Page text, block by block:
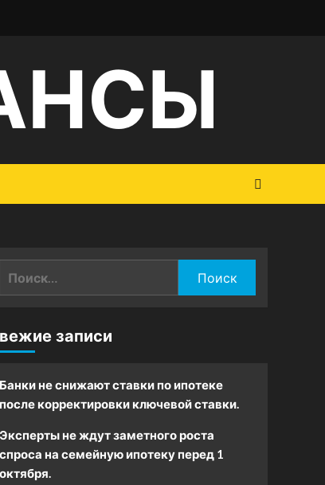
записи
Банки не снижают ставки по ипотеке
после корректировки ключевой ставки.
Эксперты не ждут заметного роста
спроса на семейную ипотеку перед 1
октября.